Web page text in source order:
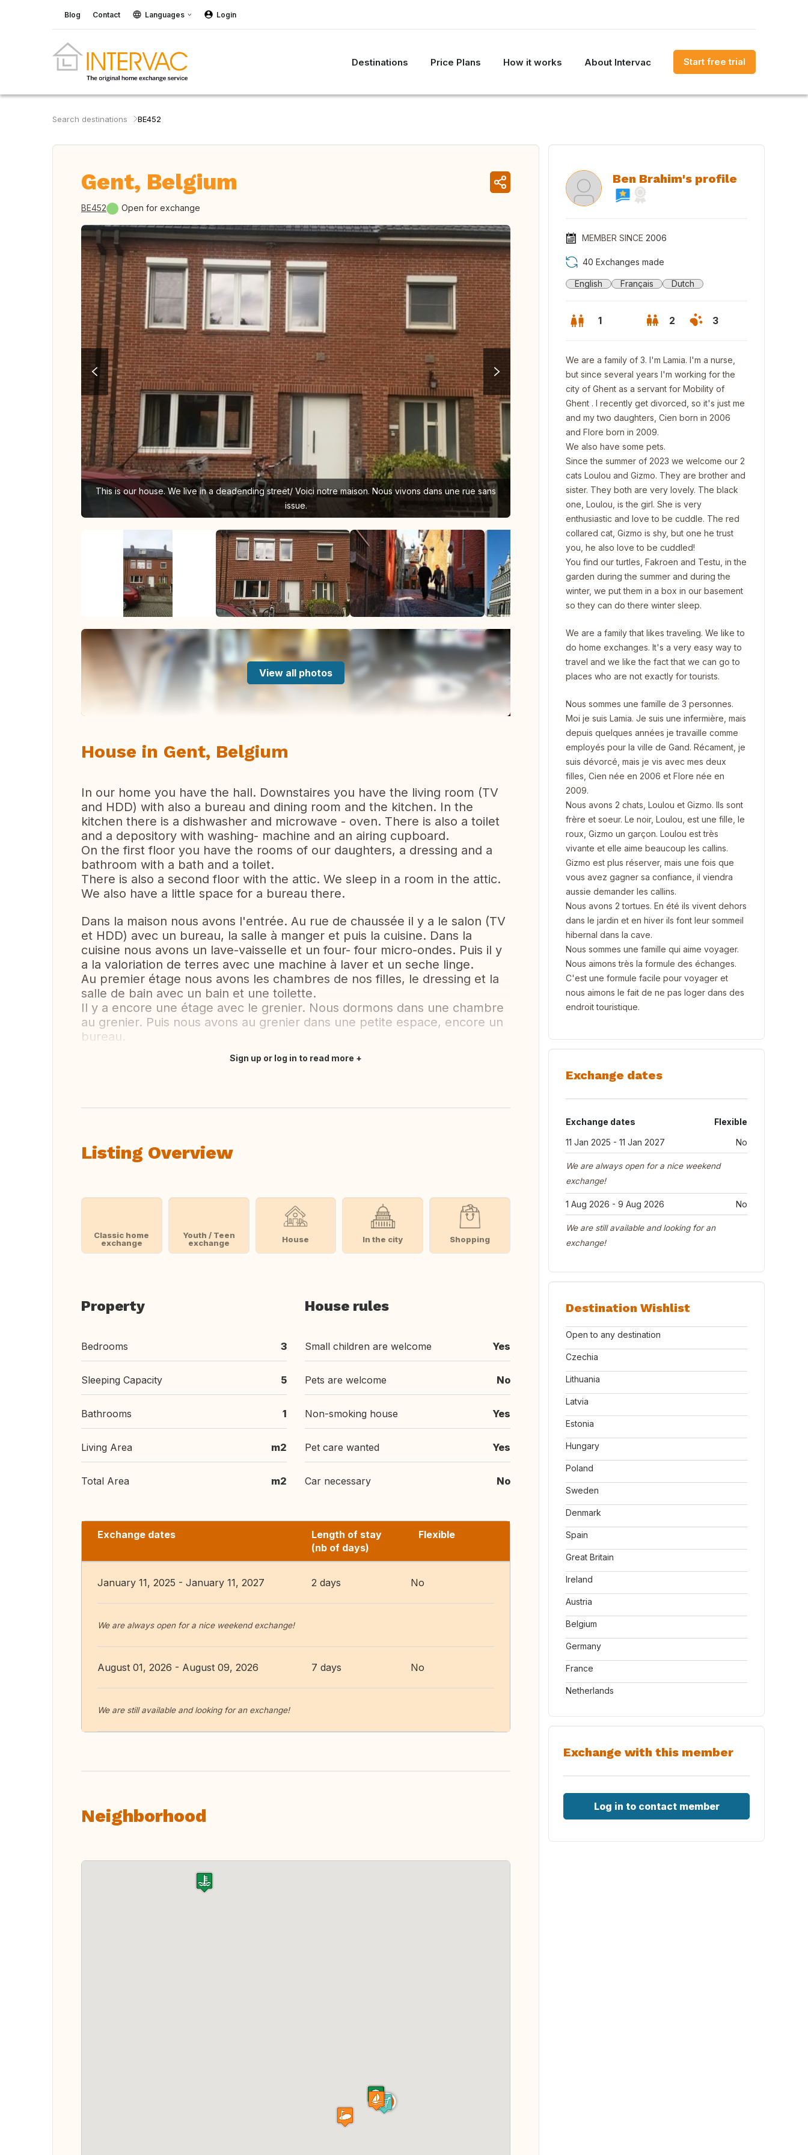
Blog Contact Languages Login
Destinations Price Plans How it works About Intervac Start free trial
Search destinations BE452
Gent, Belgium
BE452 Open for exchange
This is our house. We live in a deadending street/ Voici notre maison. Nous vivons dans une rue sans
issue.
This is our house. We live in a deadending street/ Voici notre maison.
View all photos
House in Gent, Belgium
In our home you have the hall. Downstaires you have the living room (TV
and HDD) with also a bureau and dining room and the kitchen. In the
kitchen there is a dishwasher and microwave - oven. There is also a toilet
and a depository with washing- machine and an airing cupboard.
On the first floor you have the rooms of our daughters, a dressing and a
bathroom with a bath and a toilet.
There is also a second floor with the attic. We sleep in a room in the attic.
We also have a little space for a bureau there.
Dans la maison nous avons l'entrée. Au rue de chaussée il y a le salon (TV
et HDD) avec un bureau, la salle à manger et puis la cuisine. Dans la
cuisine nous avons un lave-vaisselle et un four- four micro-ondes. Puis il y
a la valoriation de terres avec une machine à laver et un seche linge.
Au premier étage nous avons les chambres de nos filles, le dressing et la
salle de bain avec un bain et une toilette.
Il y a encore une étage avec le grenier. Nous dormons dans une chambre
au grenier. Puis nous avons au grenier dans une petite espace, encore un
bureau.
Sign up or log in to read more
Listing Overview
Classic home
exchange
Youth / Teen
exchange
House In the city Shopping
Property
Bedrooms 3
Sleeping Capacity 5
Bathrooms 1
Living Area m2
Total Area m2
House rules
Small children are welcome Yes
Pets are welcome No
Non-smoking house Yes
Pet care wanted Yes
Car necessary No
Exchange dates
Length of stay
(nb of days)
Flexible
January 11, 2025 - January 11, 2027 2 days No
We are always open for a nice weekend exchange!
August 01, 2026 - August 09, 2026 7 days No
We are still available and looking for an exchange!
Neighborhood
Ben Brahim's profile
MEMBER SINCE 2006
40 Exchanges made
English Français Dutch
1 2 3
We are a family of 3. I'm Lamia. I'm a nurse,
but since several years I'm working for the
city of Ghent as a servant for Mobility of
Ghent . I recently get divorced, so it's just me
and my two daughters, Cien born in 2006
and Flore born in 2009.
We also have some pets.
Since the summer of 2023 we welcome our 2
cats Loulou and Gizmo. They are brother and
sister. They both are very lovely. The black
one, Loulou, is the girl. She is very
enthusiastic and love to be cuddle. The red
collared cat, Gizmo is shy, but one he trust
you, he also love to be cuddled!
You find our turtles, Fakroen and Testu, in the
garden during the summer and during the
winter, we put them in a box in our basement
so they can do there winter sleep.
We are a family that likes traveling. We like to
do home exchanges. It's a very easy way to
travel and we like the fact that we can go to
places who are not exactly for tourists.
Nous sommes une famille de 3 personnes.
Moi je suis Lamia. Je suis une infermière, mais
depuis quelques années je travaille comme
employés pour la ville de Gand. Récament, je
suis dévorcé, mais je vis avec mes deux
filles, Cien née en 2006 et Flore née en
2009.
Nous avons 2 chats, Loulou et Gizmo. Ils sont
frère et soeur. Le noir, Loulou, est une fille, le
roux, Gizmo un garçon. Loulou est très
vivante et elle aime beaucoup les callins.
Gizmo est plus réserver, mais une fois que
vous avez gagner sa confiance, il viendra
aussie demander les callins.
Nous avons 2 tortues. En été ils vivent dehors
dans le jardin et en hiver ils font leur sommeil
hibernal dans la cave.
Nous sommes une famille qui aime voyager.
Nous aimons très la formule des échanges.
C'est une formule facile pour voyager et
nous aimons le fait de ne pas loger dans des
endroit touristique.
Exchange dates
Exchange dates
Flexible
11 Jan 2025 - 11 Jan 2027
No
We are always open for a nice weekend
exchange!
1 Aug 2026 - 9 Aug 2026 No
We are still available and looking for an
exchange!
Destination Wishlist
Open to any destination
Czechia
Lithuania
Latvia
Estonia
Hungary
Poland
Sweden
Denmark
Spain
Great Britain
Ireland
Austria
Belgium
Germany
France
Netherlands
Exchange with this member
Log in to contact member